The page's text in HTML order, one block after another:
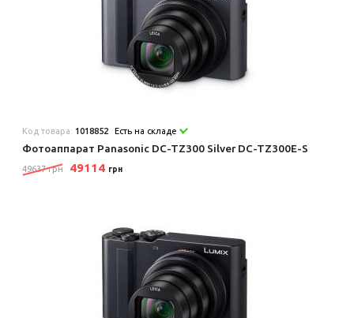
Код товара: 1018852 Есть на складе
Фотоаппарат Panasonic DC-TZ300 Silver DC-TZ300E-S
49637 грн 49114 грн